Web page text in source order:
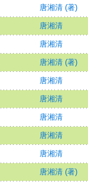
唐湘清 (著)
唐湘清
唐湘清
唐湘清 (著)
唐湘清
唐湘清
唐湘清
唐湘清
唐湘清
唐湘清 (著)